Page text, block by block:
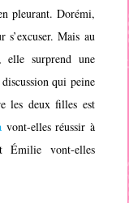
pleurant. Dorémi,
Mais au
elle surprend une
qui peine
les deux filles est
vont-elles réussir à
Émilie vont-elles